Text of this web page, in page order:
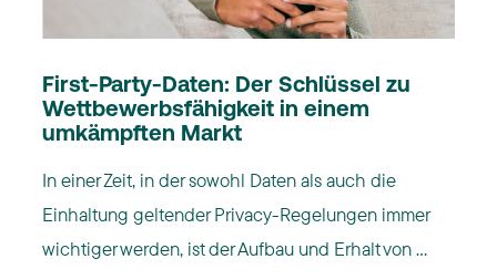
First-Party-Daten: Der Schlüssel zu
Wettbewerbsfähigkeit in einem
umkämpften Markt
In einer Zeit, in der sowohl Daten als auch die
Einhaltung geltender Privacy-Regelungen immer
wichtiger werden, ist der Aufbau und Erhalt von ...